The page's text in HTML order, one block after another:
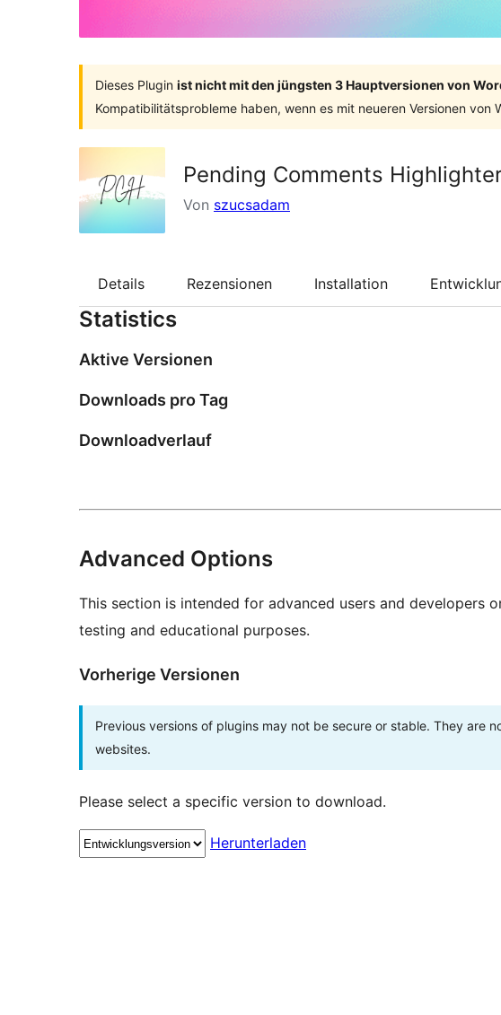
Dieses Plugin ist nicht mit den jüngsten 3 Hauptversionen von
Kompatibilitätsprobleme haben, wenn es mit neueren Versionen von
Pending Comments
Von szucsadam
Details Rezensionen Installation
Statistics
Aktive Versionen
Downloads pro Tag
Downloadverlauf
Advanced Options
This section is intended for advanced users and developers
testing and educational purposes.
Vorherige Versionen
Previous versions of plugins may not be secure or stable. They are
websites.
Please select a specific version to download.
Herunterladen